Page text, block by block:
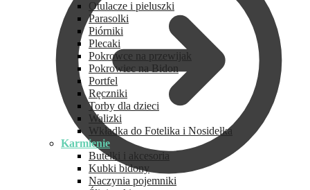
Otulacze i pieluszki
Parasolki
Piórniki
Plecaki
Pokrowce na przewijak
Pokrowiec na Bidon
Portfel
Ręczniki
Torby dla dzieci
Walizki
Wkładka do Fotelika i Nosidełka
Karmienie
Butelki i akcesoria
Kubki bidony
Naczynia pojemniki